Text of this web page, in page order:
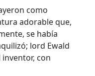
como
adorable que,
se había
lord Ewald
con